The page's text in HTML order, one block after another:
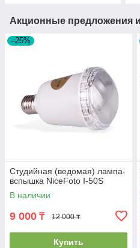
Акционные предложения
–25%
Студийная (ведомая) лампа-
вспышка NiceFoto I-50S
В наличии
9 000 ₸ 12 000 ₸
Купить